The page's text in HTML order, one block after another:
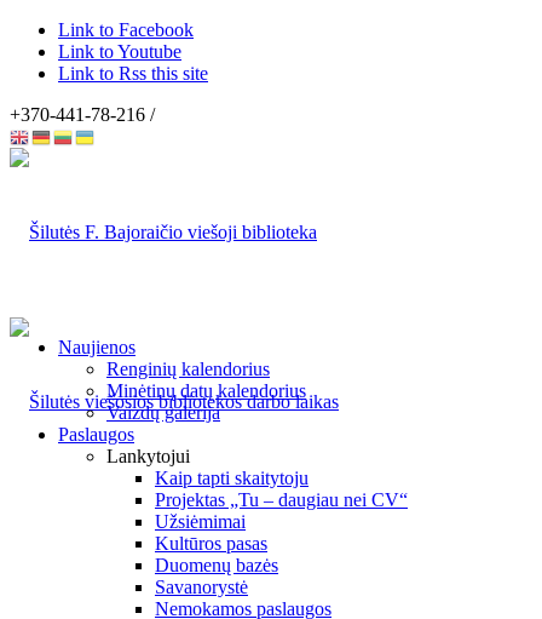
Link to Facebook
Link to Youtube
Link to Rss this site
+370-441-78-216 /
Naujienos
Renginių kalendorius
Minėtinų datų kalendorius
Vaizdų galerija
Paslaugos
Lankytojui
Kaip tapti skaitytoju
Projektas „Tu – daugiau nei CV“
Užsiėmimai
Kultūros pasas
Duomenų bazės
Savanorystė
Nemokamos paslaugos